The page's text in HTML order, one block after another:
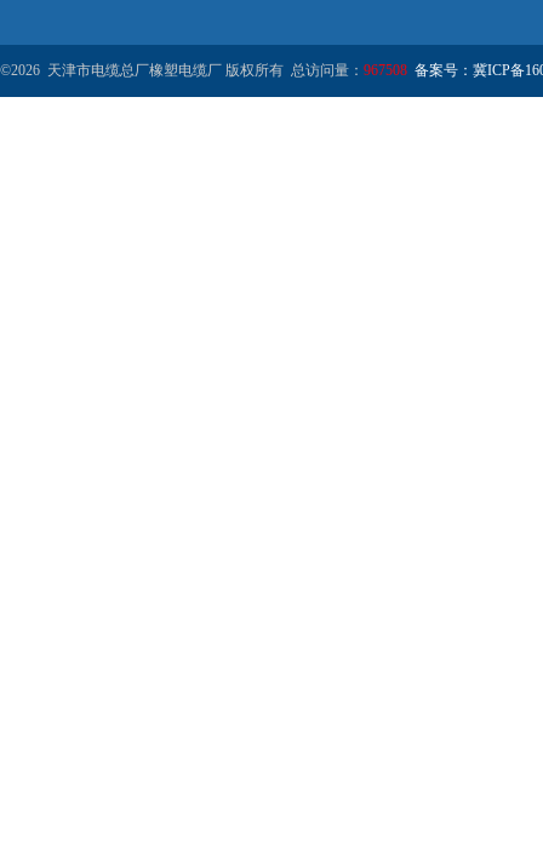
©2026 天津市电缆总厂橡塑电缆厂 版权所有 总访问量： 967508 备案号：冀ICP备